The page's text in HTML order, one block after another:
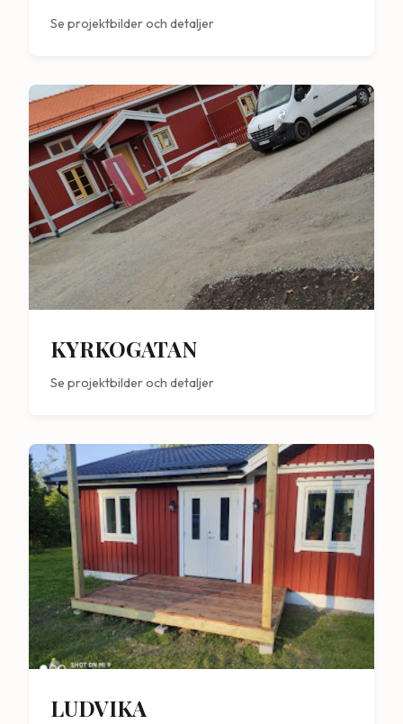
Se projektbilder och detaljer
KYRKOGATAN
Se projektbilder och detaljer
LUDVIKA